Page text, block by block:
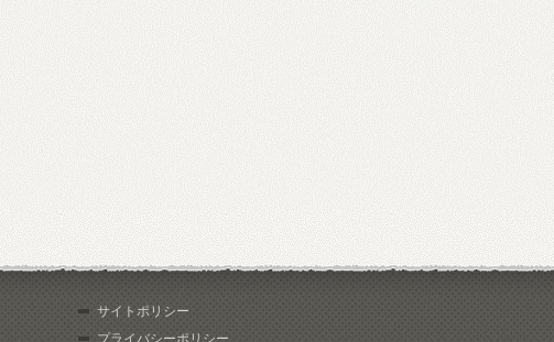
サイトポリシー
プライバシーポリシー